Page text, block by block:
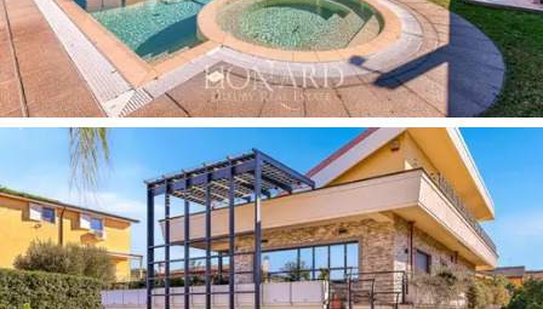
otomasyon sistemi de dahil olmak üzere ileri
teknolojilerle zenginleştirilmiştir. Mülkün arka kısmındaki
büyük bir rampa, 80 m2'den büyük yer altı garajına
erişim sağlayarak rahat ve güvenli park yeri sunmaktadır.
Tasarım, konfor ve mahremiyetin tek bir yaşayan
şaheserde harmanlandığı bu modern tarzdaki lüks villada
iki dünya buluşuyor: Lazio sahilinin doğal güzelliği ile
ebedi şehrin sanatsal harikaları.